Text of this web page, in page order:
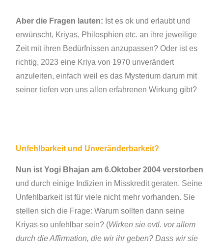
Aber die Fragen lauten: Ist es ok und erlaubt und
erwünscht, Kriyas, Philosphien etc. an ihre jeweilige
Zeit mit ihren Bedürfnissen anzupassen? Oder ist es
richtig, 2023 eine Kriya von 1970 unverändert
anzuleiten, einfach weil es das Mysterium darum mit
seiner tiefen von uns allen erfahrenen Wirkung gibt?
Unfehlbarkeit und Unveränderbarkeit?
Nun ist Yogi Bhajan am 6.Oktober 2004 verstorben
und durch einige Indizien in Misskredit geraten. Seine
Unfehlbarkeit ist für viele nicht mehr vorhanden. Sie
stellen sich die Frage: Warum sollten dann seine
Kriyas so unfehlbar sein? (Wirken sie evtl. vor allem
durch die Affirmation, die wir ihr geben? Dass wir sie